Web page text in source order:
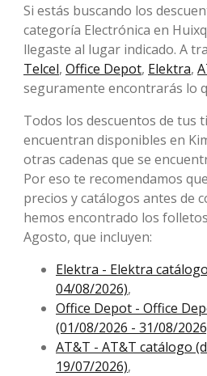
Si estás buscando los
categoría Electrónica en
llegaste al lugar indicado. A
Telcel, Office Depot, Elektra,
seguramente encontrarás lo
Todos los descuentos de tus
encuentran disponibles en
otras cadenas que se
Por eso te recomendamos
precios y catálogos antes de
hemos encontrado los
Agosto, que incluyen:
Elektra - Elektra
04/08/2026),
Office Depot - Office
(01/08/2026 - 31/08/
AT&T - AT&T catálogo
19/07/2026),